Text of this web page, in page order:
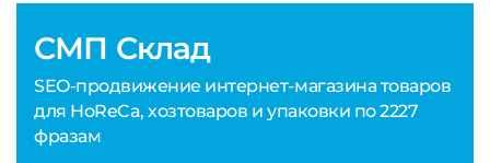
СМП Склад
SEO-продвижение интернет-магазина товаров
для HoReCa, хозтоваров и упаковки по 2227
фразам